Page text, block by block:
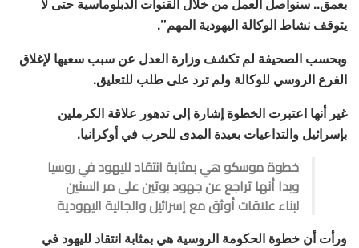
يتوقف نشاط الوكالة اليهودية المهم”.
وبحسب الصحيفة لم تكشف وزارة العدل عن سبب سعيها لإغلاق
الفرع الروسي للوكالة ولم ترد على طلب للتعليق.
غير أنها اعتبرت الخطوة إشارة إلى تدهور علاقة الكرملين
بإسرائيل والتداعيات بعيدة المدى للحرب في أوكرانيا.
خطوة موسكو هي بمثابة انتقاد لليهود في روسيا
وبدا أنها تراجع عن جهود بوتين على مر السنين
لبناء علاقات أوثق مع إسرائيل والجالية اليهودية
ورأت أن خطوة الحكومة الروسية هي بمثابة انتقاد لليهود في